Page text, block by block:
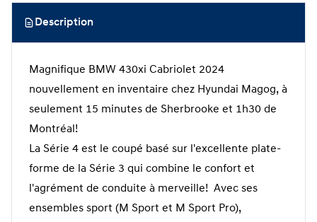
Description
Magnifique BMW 430xi Cabriolet 2024
nouvellement en inventaire chez Hyundai Magog, à
seulement 15 minutes de Sherbrooke et 1h30 de
Montréal!
La Série 4 est le coupé basé sur l'excellente plate-
forme de la Série 3 qui combine le confort et
l'agrément de conduite à merveille! Avec ses
ensembles sport (M Sport et M Sport Pro),